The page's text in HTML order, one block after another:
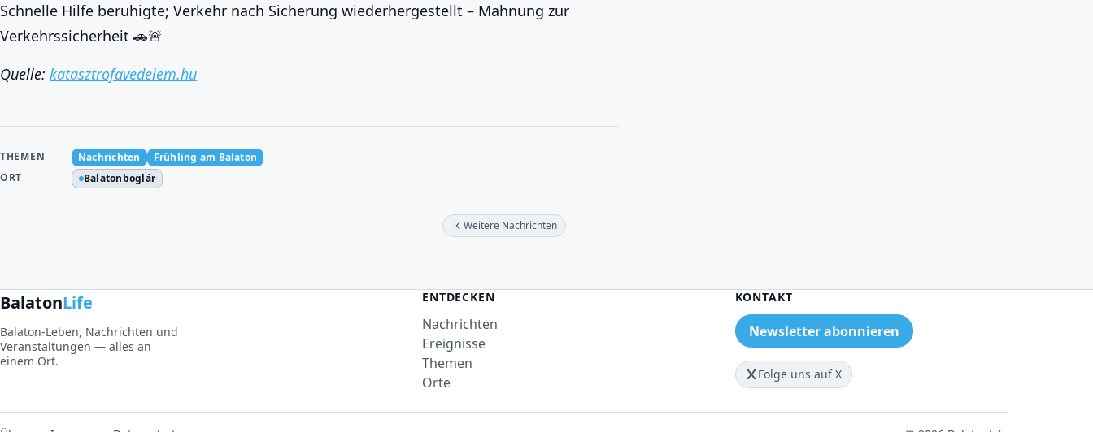
Schnelle Hilfe beruhigte; Verkehr nach Sicherung wiederhergestellt – Mahnung zur
Verkehrssicherheit 🚗🚨
Quelle: katasztrofavedelem.hu
THEMEN Nachrichten
Frühling am Balaton
ORT
Balatonboglár
Weitere Nachrichten
BalatonLife
Balaton-Leben, Nachrichten und
Veranstaltungen — alles an
einem Ort.
ENTDECKEN
Nachrichten
Ereignisse
Themen
Orte
KONTAKT
Newsletter abonnieren
Folge uns auf X